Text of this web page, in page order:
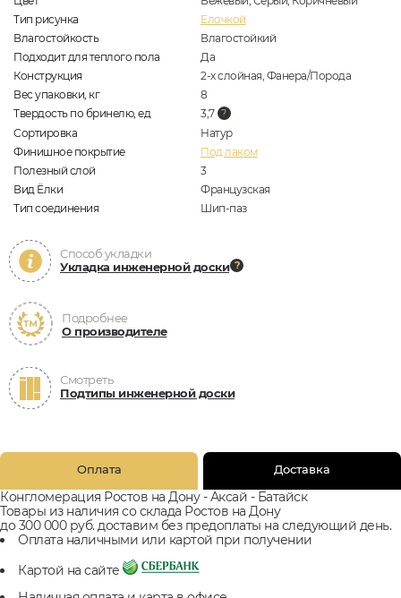
Тип рисунка
Елочкой
Влагостойкость
Влагостойкий
Подходит для теплого пола
Да
Конструкция
2-х слойная, Фанера/Порода
Вес упаковки, кг
8
Твердость по бринелю, ед
3,7
Сортировка
Натур
Финишное покрытие
Под лаком
Полезный слой
3
Вид Ёлки
Французская
Тип соединения
Шип-паз
Способ укладки
Укладка инженерной доски
Подробнее
О производителе
Смотреть
Подтипы инженерной доски
Оплата Доставка
Конгломерация Ростов на Дону - Аксай - Батайск
Товары из наличия со склада Ростов на Дону
до 300 000 руб. доставим без предоплаты на следующий день.
Оплата наличными или картой при получении
Картой на сайте